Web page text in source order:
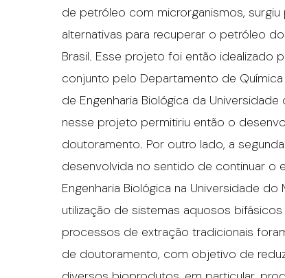
de petróleo com microrganismos,
alternativas para recuperar o petróleo
Brasil. Esse projeto foi então idealizado
conjunto pelo Departamento de
de Engenharia Biológica da
nesse projeto permitiriu então o
doutoramento. Por outro lado, a
desenvolvida no sentido de continuar o
Engenharia Biológica na Universidade
utilização de sistemas aquosos
processos de extração tradicionais
de doutoramento, com objetivo de